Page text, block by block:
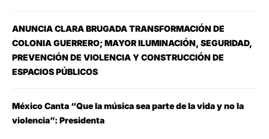
ANUNCIA CLARA BRUGADA TRANSFORMACIÓN DE
COLONIA GUERRERO; MAYOR ILUMINACIÓN, SEGURIDAD,
PREVENCIÓN DE VIOLENCIA Y CONSTRUCCIÓN DE
ESPACIOS PÚBLICOS
México Canta “Que la música sea parte de la vida y no la
violencia”: Presidenta